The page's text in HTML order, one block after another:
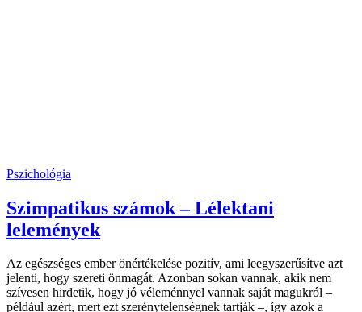
Pszichológia
Szimpatikus számok – Lélektani
lelemények
Az egészséges ember önértékelése pozitív, ami leegyszerűsítve azt
jelenti, hogy szereti önmagát. Azonban sokan vannak, akik nem
szívesen hirdetik, hogy jó véleménnyel vannak saját magukról –
például azért, mert ezt szerénytelenségnek tartják –, így azok a